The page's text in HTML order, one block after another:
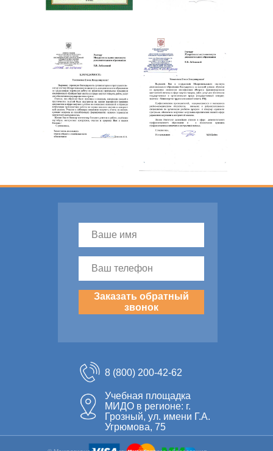
8 (800) 200-42-62
Учебная площадка
МИДО в регионе: г.
Грозный, ул. имени Г.А.
Угрюмова, 75
Заказать обратный
звонок